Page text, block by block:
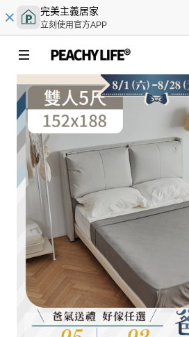
完美主義居家
立刻使用官方APP